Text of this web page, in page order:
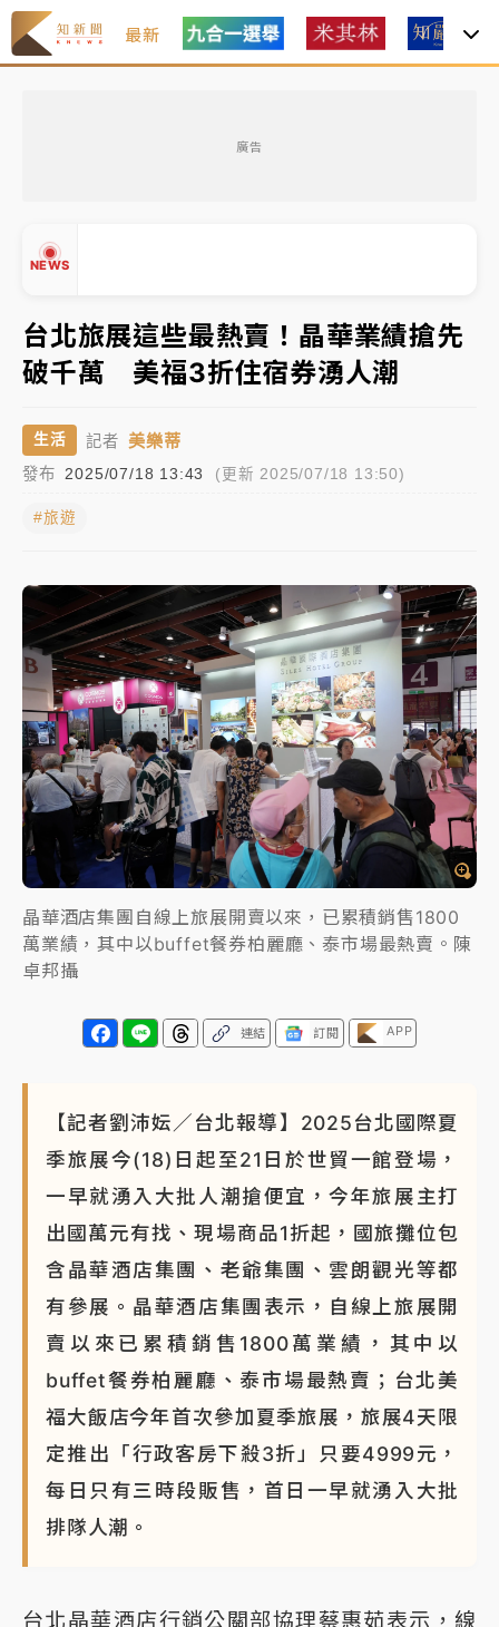
最新
廣告
NEWS
周末精選｜
物醫籲多吃蔬果代謝
《知新聞》揭「運科計畫」人體實驗黑幕 運動部不追
究！遭監委質疑
周末精選｜
鎢業董座離奇命喪豪宅！檢警3方向追出前
員工犯案 破案關鍵曝
強風長浪襲馬祖！「白海豚」逼近劃設警戒區 違規戲
水觀浪恐重罰失血
周末精選｜ 苯駢芘無安全攝取值！致癌苦茶油下肚 毒
物醫籲多吃蔬果代謝
《知新聞》揭「運科計畫」人體實驗黑幕 運動部不追
究！遭監委質疑
台股處置新制明天上路 4大鬆綁一次看
周末精選｜ 鎢業董座離奇命喪豪宅！檢警3方向追出前
員工犯案 破案關鍵曝
台北旅展這些最熱賣！晶華業績搶先
破千萬 美福3折住宿券湧人潮
生活 記者 美樂蒂
發布 2025/07/18 13:43 (更新 2025/07/18 13:50)
#旅遊
晶華酒店集團自線上旅展開賣以來，已累積銷售1800
萬業績，其中以buffet餐券柏麗廳、泰市場最熱賣。陳
卓邦攝
連結 訂閱 APP
【記者劉沛妘／台北報導】2025台北國際夏
季旅展今(18)日起至21日於世貿一館登場，
一早就湧入大批人潮搶便宜，今年旅展主打
出國萬元有找、現場商品1折起，國旅攤位包
含晶華酒店集團、老爺集團、雲朗觀光等都
有參展。晶華酒店集團表示，自線上旅展開
賣以來已累積銷售1800萬業績，其中以
buffet餐券柏麗廳、泰市場最熱賣；台北美
福大飯店今年首次參加夏季旅展，旅展4天限
定推出「行政客房下殺3折」只要4999元，
每日只有三時段販售，首日一早就湧入大批
排隊人潮。
台北晶華酒店行銷公關部協理蔡惠茹表示，線